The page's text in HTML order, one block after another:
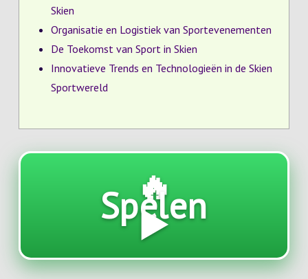
Skien
Organisatie en Logistiek van Sportevenementen
De Toekomst van Sport in Skien
Innovatieve Trends en Technologieën in de Skien
Sportwereld
🔥
Spelen
▶️